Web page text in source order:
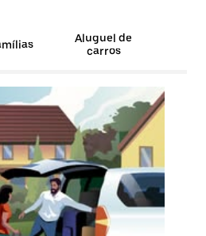
Aluguel de
carros